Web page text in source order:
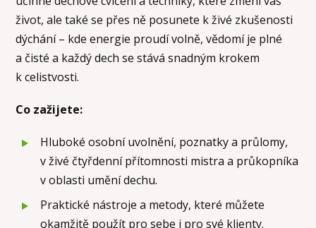
život, ale také se přes ně posunete k živé zkušenosti
dýchání – kde energie proudí volně, vědomí je plné
a čisté a každý dech se stává snadným krokem
k celistvosti.
Co zažijete:
Hluboké osobní uvolnění, poznatky a průlomy,
v živé čtyřdenní přítomnosti mistra a průkopníka
v oblasti umění dechu.
Praktické nástroje a metody, které můžete
okamžitě použít pro sebe i pro své klienty.